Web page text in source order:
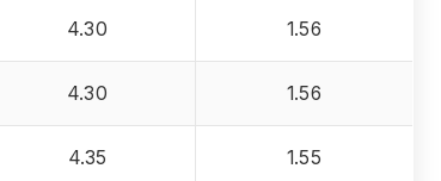
4.30 1.56
4.30 1.56
4.35 1.55